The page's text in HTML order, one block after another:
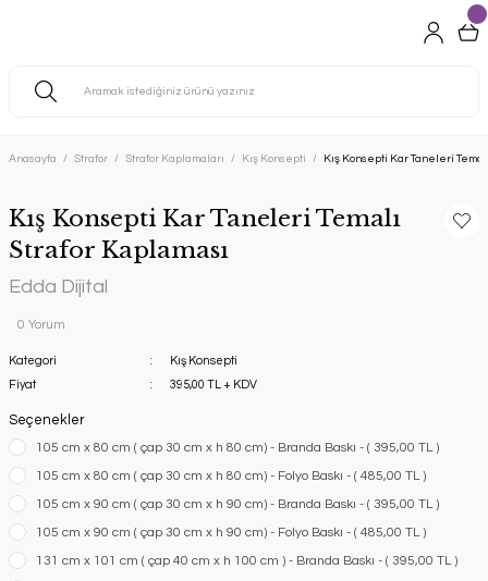
Anasayfa Strafor Strafor Kaplamaları Kış Konsepti Kış Konsepti Kar Taneleri
Kış Konsepti Kar Taneleri Temalı
Strafor Kaplaması
Edda Dijital
0 Yorum
Kategori
Kış Konsepti
Fiyat
395,00 TL + KDV
Seçenekler
105 cm x 80 cm ( çap 30 cm x h 80 cm) - Branda Baskı - ( 395,00 TL )
105 cm x 80 cm ( çap 30 cm x h 80 cm) - Folyo Baskı - ( 485,00 TL )
105 cm x 90 cm ( çap 30 cm x h 90 cm) - Branda Baskı - ( 395,00 TL )
105 cm x 90 cm ( çap 30 cm x h 90 cm) - Folyo Baskı - ( 485,00 TL )
131 cm x 101 cm ( çap 40 cm x h 100 cm ) - Branda Baskı - ( 395,00 TL )